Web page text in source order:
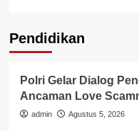
Pendidikan
Pendidikan
Polri Gelar Dialog
Ancaman Love
admin Agustus 5, 2026